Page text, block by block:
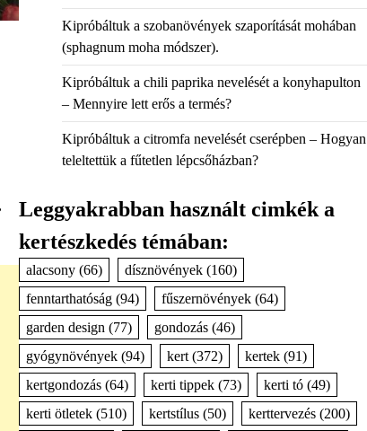
Kipróbáltuk a szobanövények szaporítását mohában
(sphagnum moha módszer).
Kipróbáltuk a chili paprika nevelését a konyhapulton
– Mennyire lett erős a termés?
Kipróbáltuk a citromfa nevelését cserépben – Hogyan
teleltettük a fűtetlen lépcsőházban?
Leggyakrabban használt cimkék a
kertészkedés témában:
alacsony(66) dísznövények(160)
fenntarthatóság(94) fűszernövények(64)
garden design (77) gondozás(46)
gyógynövények(94) kert(372) kertek(91)
kertgondozás(64) kerti tippek(73) kerti tó(49)
kerti ötletek(510) kertstílus(50) kerttervezés(200)